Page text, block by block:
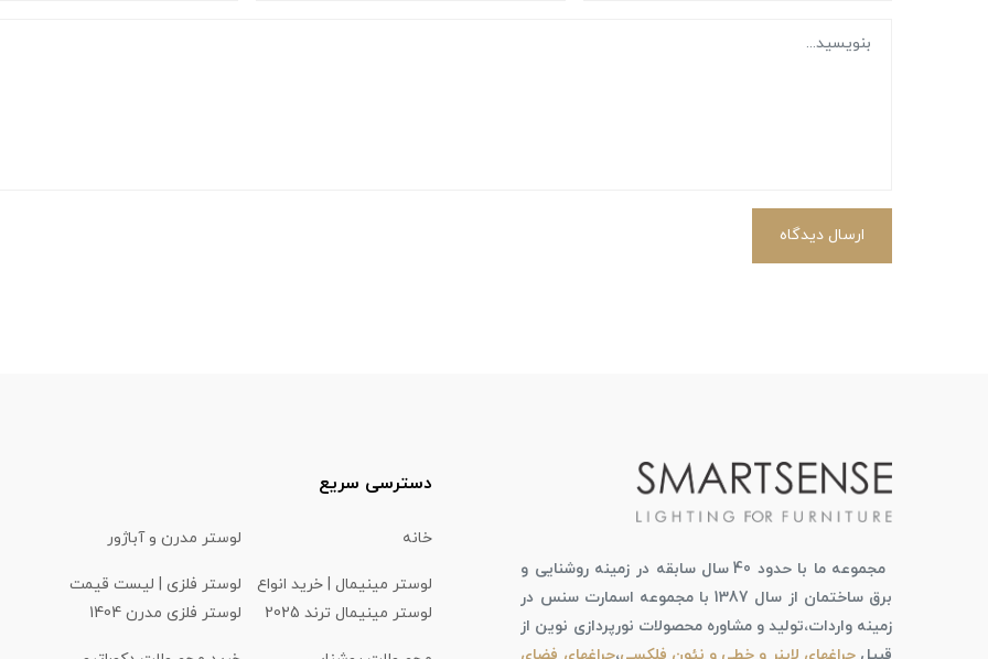
ارسال دیدگاه
مجموعه ما با حدود 40 سال سابقه در زمینه روشنایی و
برق ساختمان از سال 1387 با مجموعه اسمارت سنس در
زمینه واردات،تولید و مشاوره محصولات نورپردازی نوین از
دسترسی سریع
خانه لوستر مدرن و آباژور
لوستر مینیمال | خرید انواع
لوستر مینیمال ترند 2025
لوستر فلزی | لیست قیمت
لوستر فلزی مدرن 1404